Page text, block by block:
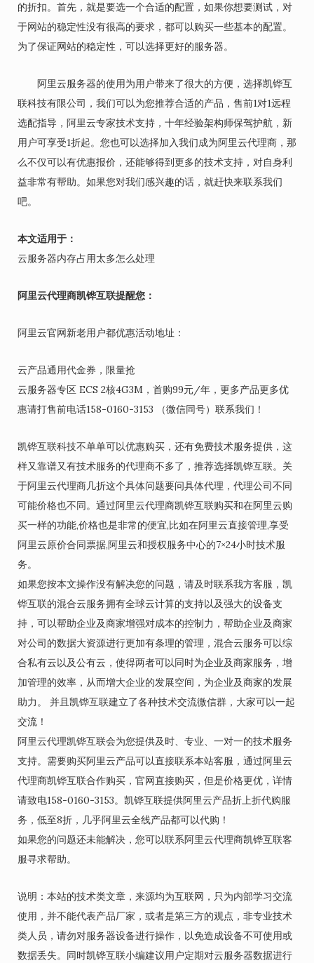
的折扣。首先，就是要选一个合适的配置，如果你想要测试，对
于网站的稳定性没有很高的要求，都可以购买一些基本的配置。
为了保证网站的稳定性，可以选择更好的服务器。
阿里云服务器的使用为用户带来了很大的方便，选择凯铧互
联科技有限公司，我们可以为您推荐合适的产品，售前1对1远程
选配指导，阿里云专家技术支持，十年经验架构师保驾护航，新
用户可享受1折起。您也可以选择加入我们成为阿里云代理商，那
么不仅可以有优惠报价，还能够得到更多的技术支持，对自身利
益非常有帮助。如果您对我们感兴趣的话，就赶快来联系我们
吧。
本文适用于：
云服务器内存占用太多怎么处理
阿里云代理商凯铧互联提醒您：
阿里云官网新老用户都优惠活动地址：
云产品通用代金券，限量抢
云服务器专区 ECS 2核4G3M，首购99元/年，更多产品更多优
惠请打售前电话158-0160-3153 （微信同号）联系我们！
凯铧互联科技不单单可以优惠购买，还有免费技术服务提供，这
样又靠谱又有技术服务的代理商不多了，推荐选择凯铧互联。关
于阿里云代理商几折这个具体问题要问具体代理，代理公司不同
可能价格也不同。通过阿里云代理商凯铧互联购买和在阿里云购
买一样的功能,价格也是非常的便宜,比如在阿里云直接管理,享受
阿里云原价合同票据,阿里云和授权服务中心的7×24小时技术服
务。
如果您按本文操作没有解决您的问题，请及时联系我方客服，凯
铧互联的混合云服务拥有全球云计算的支持以及强大的设备支
持，可以帮助企业及商家增强对成本的控制力，帮助企业及商家
对公司的数据大资源进行更加有条理的管理，混合云服务可以综
合私有云以及公有云，使得两者可以同时为企业及商家服务，增
加管理的效率，从而增大企业的发展空间，为企业及商家的发展
助力。 并且凯铧互联建立了各种技术交流微信群，大家可以一起
交流！
阿里云代理凯铧互联会为您提供及时、专业、一对一的技术服务
支持。需要购买阿里云产品可以直接联系本站客服，通过阿里云
代理商凯铧互联合作购买，官网直接购买，但是价格更优，详情
请致电158-0160-3153。凯铧互联提供阿里云产品折上折代购服
务，低至8折，几乎阿里云全线产品都可以代购！
如果您的问题还未能解决，您可以联系阿里云代理商凯铧互联客
服寻求帮助。
说明：本站的技术类文章，来源均为互联网，只为内部学习交流
使用，并不能代表产品厂家，或者是第三方的观点，非专业技术
类人员，请勿对服务器设备进行操作，以免造成设备不可使用或
数据丢失。同时凯铧互联小编建议用户定期对云服务器数据进行